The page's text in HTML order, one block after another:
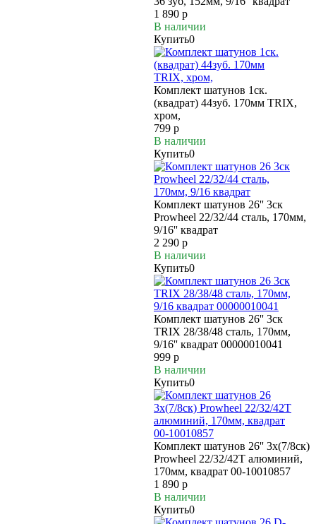
1 890 р
В наличии
Купить0
Комплект шатунов 1ск.
(квадрат) 44зуб. 170мм TRIX,
хром,
799 р
В наличии
Купить0
Комплект шатунов 26'' 3ск
Prowheel 22/32/44 сталь, 170мм,
9/16'' квадрат
2 290 р
В наличии
Купить0
Комплект шатунов 26'' 3ск
TRIX 28/38/48 сталь, 170мм,
9/16'' квадрат 00000010041
999 р
В наличии
Купить0
Комплект шатунов 26'' 3х(7/8ск)
Prowheel 22/32/42Т алюминий,
170мм, квадрат 00-10010857
1 890 р
В наличии
Купить0